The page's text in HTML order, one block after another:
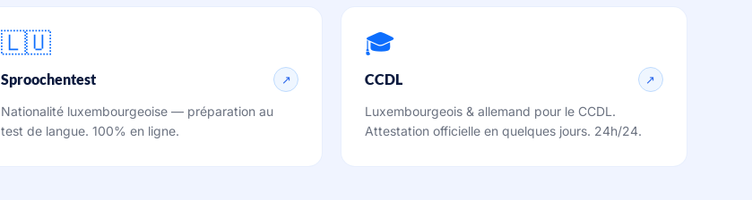
🇱🇺
Sproochentest ↗
Nationalité luxembourgeoise — préparation au
test de langue. 100% en ligne.
🎓
CCDL ↗
Luxembourgeois & allemand pour le CCDL.
Attestation officielle en quelques jours. 24h/24.